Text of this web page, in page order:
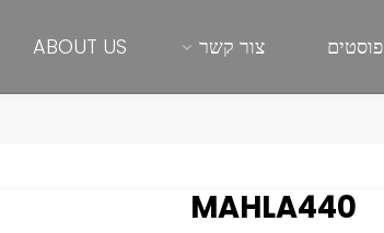
פוסטים צור קשר ABOUT US
MAHLA440